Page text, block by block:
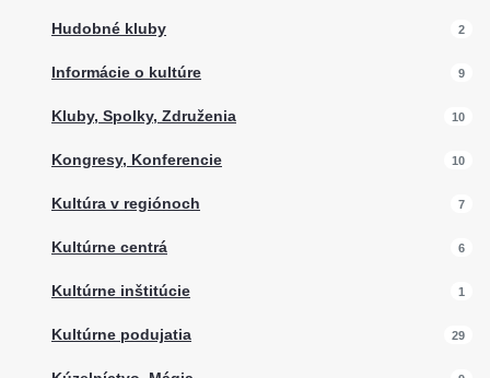
Hudobné kluby 2
Informácie o kultúre 9
Kluby, Spolky, Združenia 10
Kongresy, Konferencie 10
Kultúra v regiónoch 7
Kultúrne centrá 6
Kultúrne inštitúcie 1
Kultúrne podujatia 29